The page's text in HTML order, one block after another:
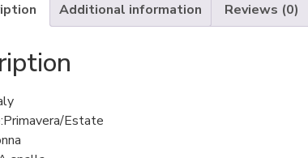
Additional information Reviews (0)
Primavera/Estate